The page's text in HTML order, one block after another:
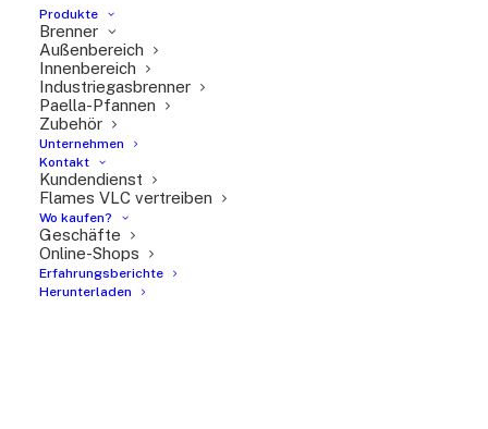
Produkte
Brenner
Außenbereich
Innenbereich
Industriegasbrenner
Paella-Pfannen
Zubehör
Unternehmen
Kontakt
Kundendienst
Flames VLC vertreiben
Wo kaufen?
Geschäfte
Online-Shops
Erfahrungsberichte
Herunterladen